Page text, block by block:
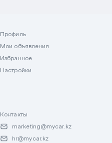
Профиль
Мои объявления
Избранное
Настройки
Контакты
marketing@mycar.kz
hr@mycar.kz